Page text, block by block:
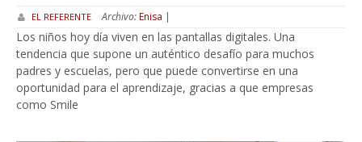
EL REFERENTE Archivo:Enisa |
Los niños hoy día viven en las pantallas digitales. Una
tendencia que supone un auténtico desafío para muchos
padres y escuelas, pero que puede convertirse en una
oportunidad para el aprendizaje, gracias a que empresas
como Smile